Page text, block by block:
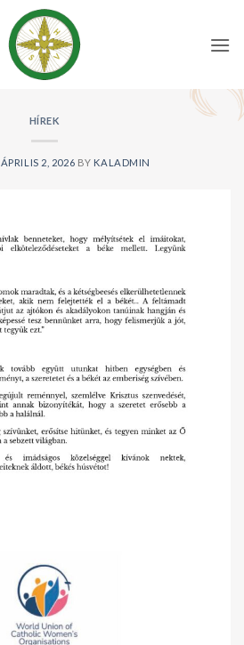
HÍREK
ÁPRILIS 2, 2026 BY KALADMIN